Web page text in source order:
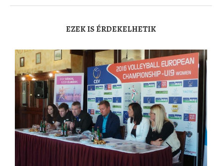
EZEK IS ÉRDEKELHETIK